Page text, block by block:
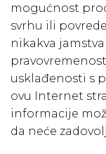
mogućnost
svrhu ili
nikakva
usklađenosti s
ovu Internet
informacije
da neće